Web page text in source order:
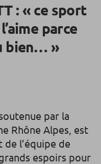
: « ce sport
parce
bien… »
par la
Rhône Alpes, est
de l’équipe de
espoirs pour